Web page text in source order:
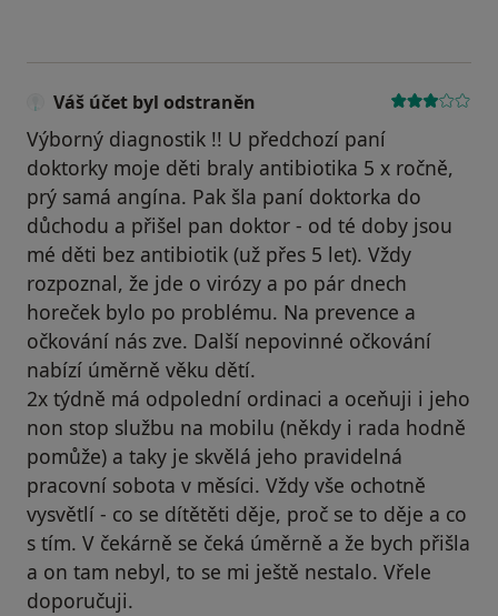
Váš účet byl odstraněn
Výborný diagnostik !! U předchozí paní
doktorky moje děti braly antibiotika 5 x ročně,
prý samá angína. Pak šla paní doktorka do
důchodu a přišel pan doktor - od té doby jsou
mé děti bez antibiotik (už přes 5 let). Vždy
rozpoznal, že jde o virózy a po pár dnech
horeček bylo po problému. Na prevence a
očkování nás zve. Další nepovinné očkování
nabízí úměrně věku dětí.
2x týdně má odpolední ordinaci a oceňuji i jeho
non stop službu na mobilu (někdy i rada hodně
pomůže) a taky je skvělá jeho pravidelná
pracovní sobota v měsíci. Vždy vše ochotně
vysvětlí - co se dítětěti děje, proč se to děje a co
s tím. V čekárně se čeká úměrně a že bych přišla
a on tam nebyl, to se mi ještě nestalo. Vřele
doporučuji.